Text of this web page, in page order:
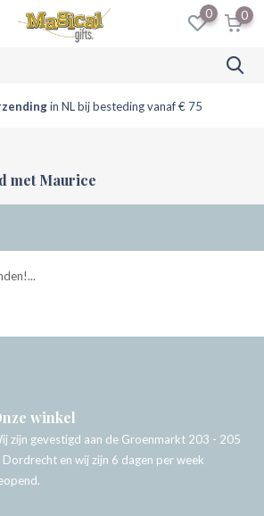
0 0
in NL bij besteding vanaf € 75
met Maurice
winkel
zijn gevestigd aan de Groenmarkt 203 - 205
Dordrecht en wij zijn 6 dagen per week